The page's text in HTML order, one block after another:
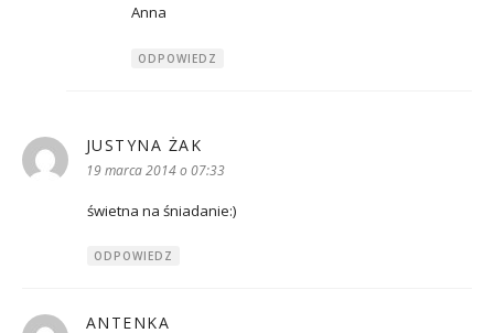
Anna
ODPOWIEDZ
JUSTYNA ŻAK
19 marca 2014 o 07:33
świetna na śniadanie:)
ODPOWIEDZ
ANTENKA